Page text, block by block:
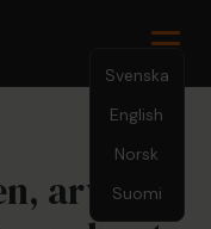
Svenska
English
Norsk
Suomi
arvioi